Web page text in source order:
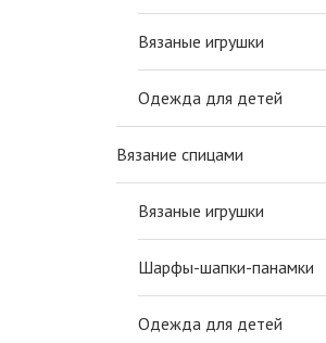
Вязаные игрушки
Одежда для детей
Вязание спицами
Вязаные игрушки
Шарфы-шапки-панамки
Одежда для детей